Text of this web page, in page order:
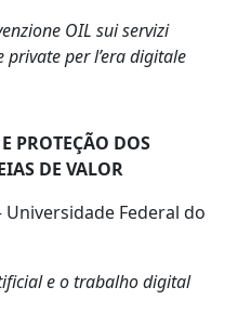
OIL sui servizi
private per l’era digitale
PROTEÇÃO DOS
DE VALOR
Universidade Federal do
e o trabalho digital